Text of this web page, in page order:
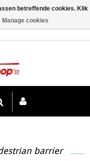
barrier
betreffende cookies. Klik
Manage cookies